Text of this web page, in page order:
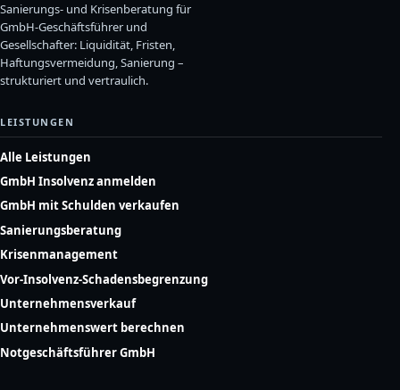
Sanierungs- und Krisenberatung für
GmbH-Geschäftsführer und
Gesellschafter: Liquidität, Fristen,
Haftungsvermeidung, Sanierung –
strukturiert und vertraulich.
LEISTUNGEN
Alle Leistungen
GmbH Insolvenz anmelden
GmbH mit Schulden verkaufen
Sanierungsberatung
Krisenmanagement
Vor-Insolvenz-Schadensbegrenzung
Unternehmensverkauf
Unternehmenswert berechnen
Notgeschäftsführer GmbH